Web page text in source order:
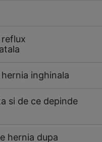
inghinala
si de ce depinde
hernia dupa